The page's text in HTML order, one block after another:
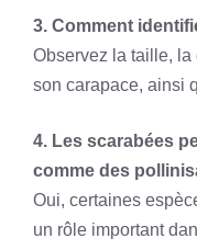
3. Comment
Observez la taille, la
son carapace, ainsi
4. Les scarabées
comme des
Oui, certaines
un rôle important